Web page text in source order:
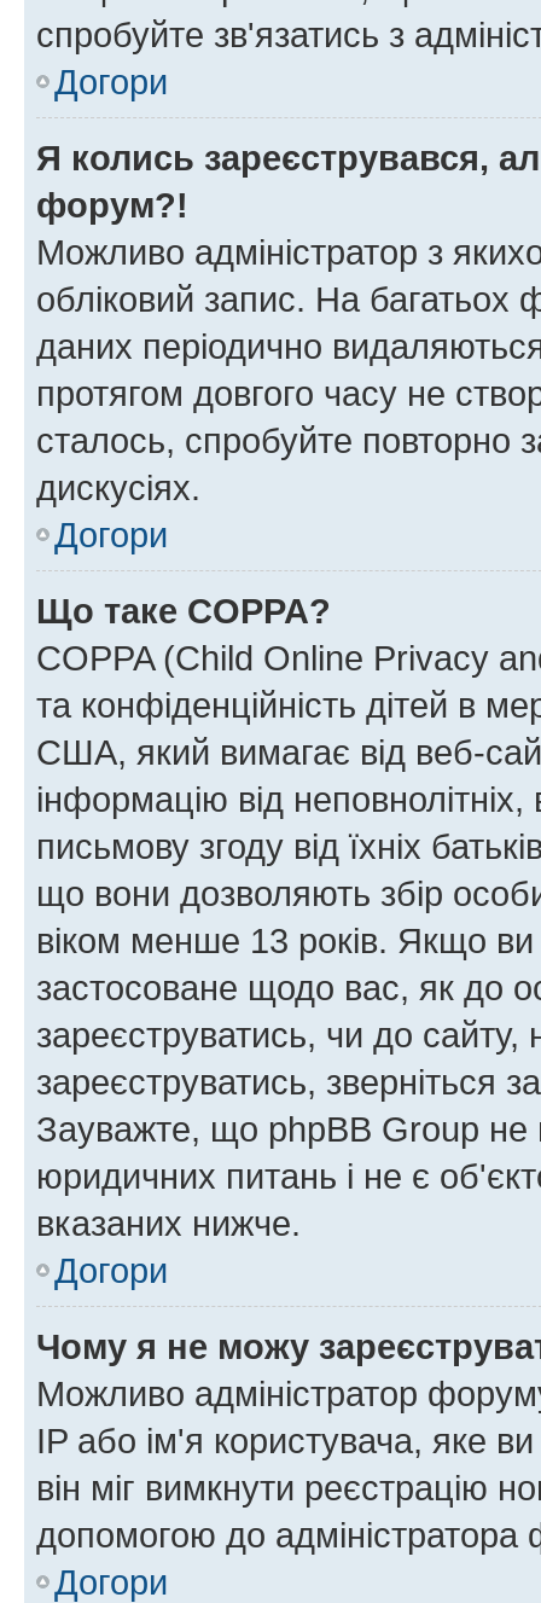
спробуйте зв'язатись з
Догори
Я колись зареєструвався,
форум?!
Можливо адміністратор з
обліковий запис. На
даних періодично видаляються
протягом довгого часу не
сталось, спробуйте повторно
дискусіях.
Догори
Що таке COPPA?
COPPA (Child Online Privacy
та конфіденційність дітей в
США, який вимагає від веб-
інформацію від
письмову згоду від їхніх
що вони дозволяють збір
віком менше 13 років. Якщо
застосоване щодо вас, як до
зареєструватись, чи до
зареєструватись, зверніться
Зауважте, що phpBB Group не
юридичних питань і не є
вказаних нижче.
Догори
Чому я не можу
Можливо адміністратор
IP або ім'я користувача, яке
він міг вимкнути реєстрацію
допомогою до адміністратора
Догори